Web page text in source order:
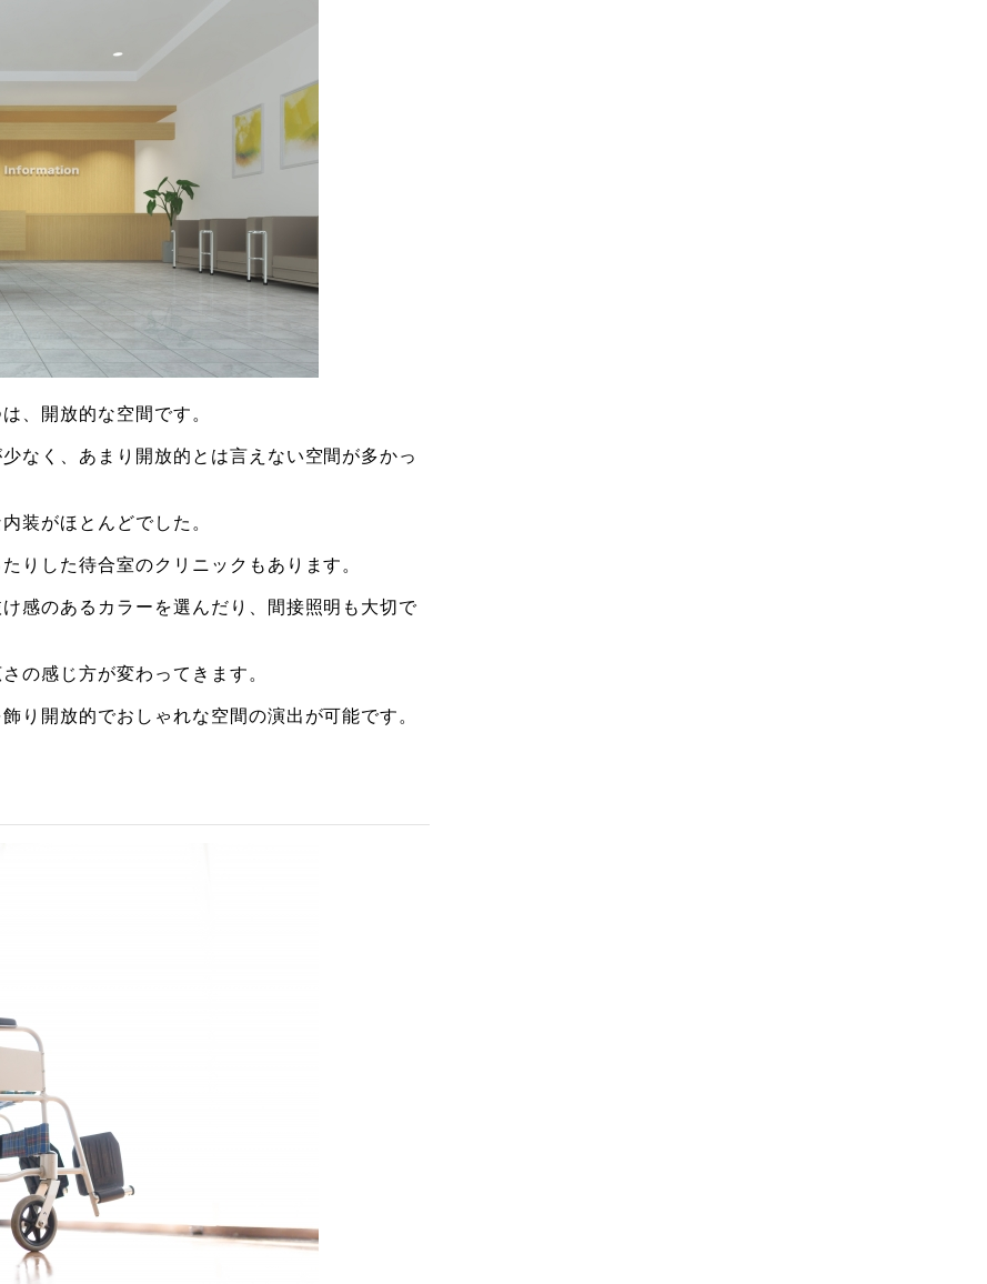
、開放的な空間です。
なく、あまり開放的とは言えない空間が多かっ
装がほとんどでした。
りした待合室のクリニックもあります。
感のあるカラーを選んだり、間接照明も大切で
の感じ方が変わってきます。
り開放的でおしゃれな空間の演出が可能です。